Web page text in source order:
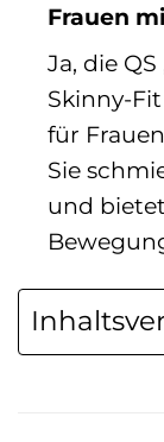
Frauen
Ja, die
Skinny-
für
Sie
und